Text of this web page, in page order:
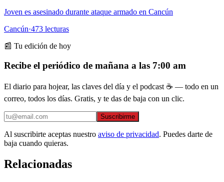
Joven es asesinado durante ataque armado en Cancún
Cancún·473 lecturas
📰 Tu edición de hoy
Recibe el periódico de mañana a las 7:00 am
El diario para hojear, las claves del día y el podcast ☕ — todo en un
correo, todos los días. Gratis, y te das de baja con un clic.
Suscribirme
Al suscribirte aceptas nuestro aviso de privacidad. Puedes darte de
baja cuando quieras.
Relacionadas